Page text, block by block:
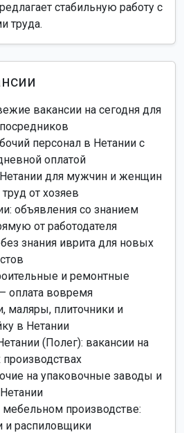
стабильную работу с
труда.
вакансии на сегодня для
персонал в Нетании с
оплатой
для мужчин и женщин
от хозяев
объявления со знанием
от работодателя
знания иврита для новых
и ремонтные
оплата вовремя
маляры, плиточники и
в Нетании
(Полег): вакансии на
на упаковочные заводы и
мебельном производстве:
и распиловщики